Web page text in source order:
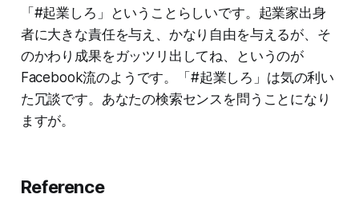
「#起業しろ」ということらしいです。起業家出身
者に大きな責任を与え、かなり自由を与えるが、そ
のかわり成果をガッツリ出してね、というのが
Facebook流のようです。「#起業しろ」は気の利い
た冗談です。あなたの検索センスを問うことになり
ますが。
Reference